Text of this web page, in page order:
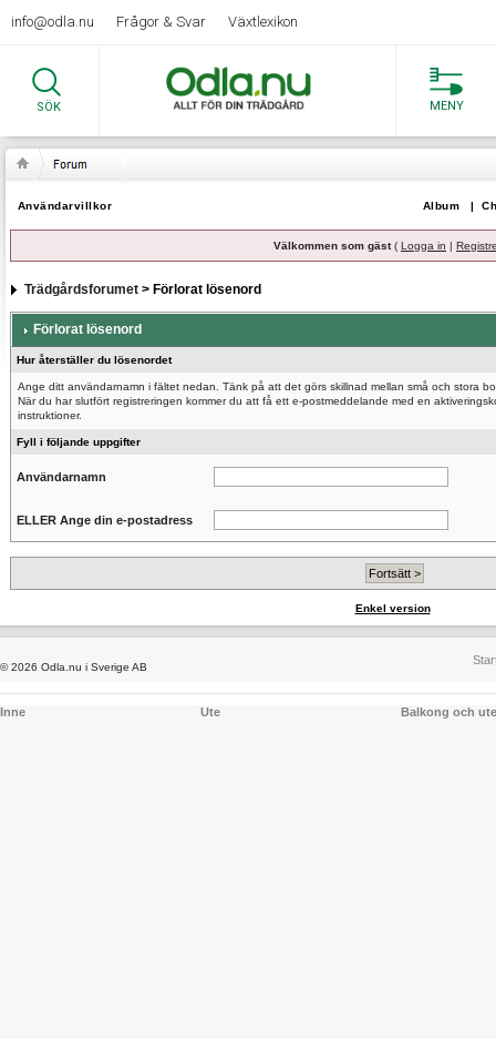
info@odla.nu Frågor & Svar Växtlexikon
SÖK MENY
Användarvillkor Album |
Välkommen som gäst( Logga in |
Trädgårdsforumet> Förlorat lösenord
Förlorat lösenord
Hur återställer du lösenordet
Ange ditt användarnamn i fältet nedan. Tänk på att det görs skillnad mellan små och stora
När du har slutfört registreringen kommer du att få ett e-postmeddelande med en
instruktioner.
Fyll i följande uppgifter
Användarnamn
ELLER Ange din e-postadress
Enkel version
© 2026 Odla.nu i Sverige AB
Inne Ute Balkong och